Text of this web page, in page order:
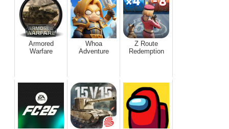
Armored
Warfare
Whoa
Adventure
Z Route
Redemption